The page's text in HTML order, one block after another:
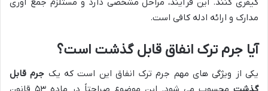
مدارک و ارائه ادله کافی است.
آیا جرم ترک انفاق قابل گذشت است؟
یکی از ویژگی های مهم جرم ترک انفاق این است که یک جرم قابل